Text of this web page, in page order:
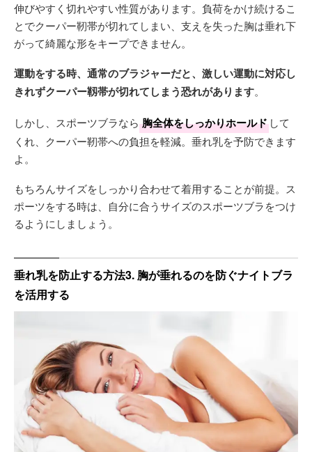
伸びやすく切れやすい性質があります。負荷をかけ続けるこ
とでクーパー靭帯が切れてしまい、支えを失った胸は垂れ下
がって綺麗な形をキープできません。
運動をする時、通常のブラジャーだと、激しい運動に対応し
きれずクーパー靱帯が切れてしまう恐れがあります。
しかし、スポーツブラなら 胸全体をしっかりホールド して
くれ、クーパー靭帯への負担を軽減。垂れ乳を予防できます
よ。
もちろんサイズをしっかり合わせて着用することが前提。ス
ポーツをする時は、自分に合うサイズのスポーツブラをつけ
るようにしましょう。
垂れ乳を防止する方法3. 胸が垂れるのを防ぐナイトブラ
を活用する